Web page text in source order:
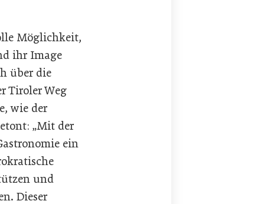
Möglichkeit,
ihr Image
über die
Tiroler Weg
wie der
„Mit der
ein
und
Dieser